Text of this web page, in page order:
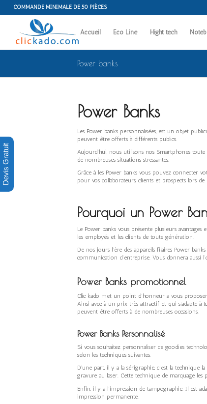
COMMANDE MINIMALE DE 50 PIÈCES
Accueil Eco Line Hight tech
Power banks
Power Banks
Les Power banks personnalisées, est un objet
peuvent être offerts à différents publics.
Aujourd’hui, nous utilisons nos Smartphones
de nombreuses situations stressantes.
Grâce à les Power banks vous pouvez connecter
pour vos collaborateurs, clients et prospects lors
Pourquoi un Power
Le Power banks vous présente plusieurs
les employés et les clients de toute génération.
De nos jours l’ère des appareils filaires Power
communication d’entreprise. Vous donnera aussi
Power Banks promotionnel
Clic kado met un point d’honneur a vous
Ainsi avec à un prix très attractif et qui s’adapte
peuvent être offerts à de nombreuses occasions.
Power Banks Personnalisé
Si vous souhaitez personnaliser ce goodies
selon les techniques suivantes.
D’une part, il y a la sérigraphie, c’est la
gravure au laser. Cette technique de marquage les
Enfin, il y a l’impression de tampographie. Il est
impression permanente.
Devis Gratuit